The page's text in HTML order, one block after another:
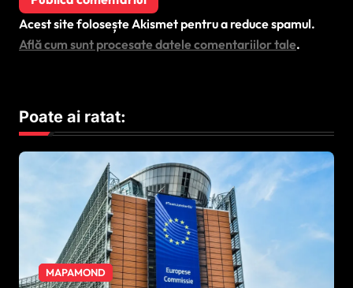
Acest site folosește Akismet pentru a reduce spamul.
Află cum sunt procesate datele comentariilor tale.
Poate ai ratat:
MAPAMOND